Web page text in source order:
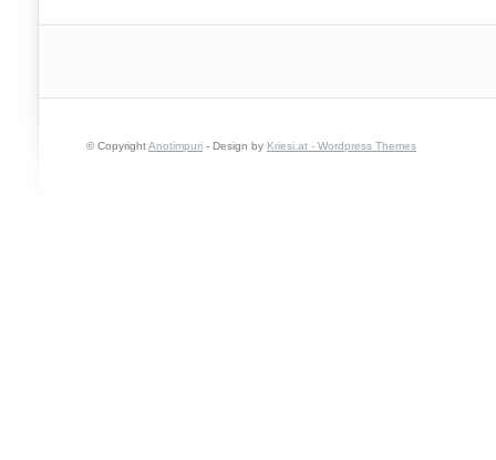
© CopyrightAnotimpuri - Design by Kriesi.at - Wordpress Themes